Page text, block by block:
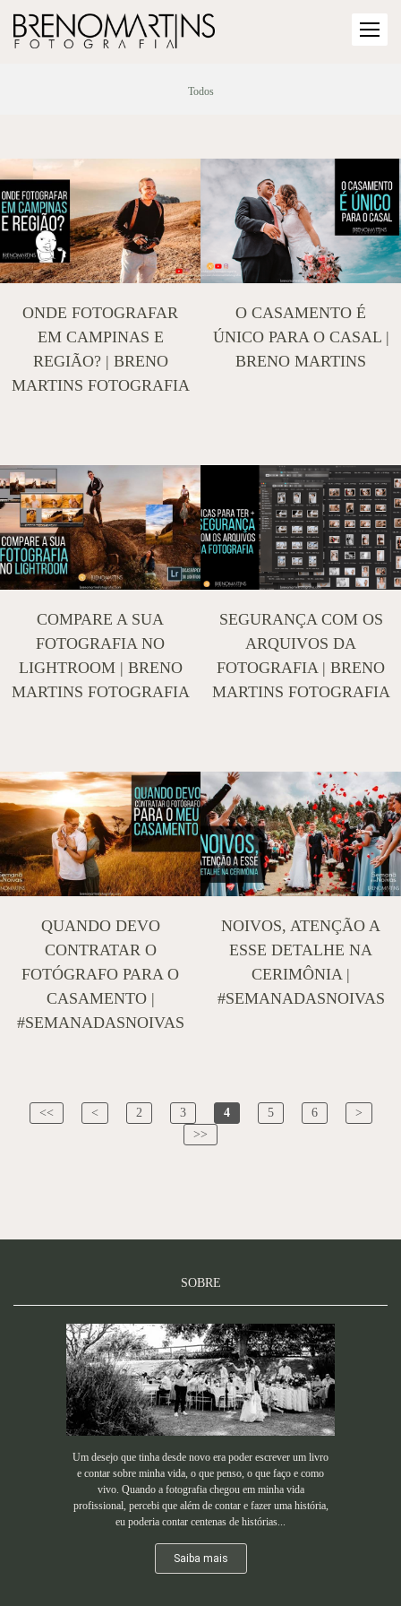
Todos
ONDE FOTOGRAFAR
EM CAMPINAS E
REGIÃO? | BRENO
MARTINS FOTOGRAFIA
O CASAMENTO É
ÚNICO PARA O CASAL |
BRENO MARTINS
COMPARE A SUA
FOTOGRAFIA NO
LIGHTROOM | BRENO
MARTINS FOTOGRAFIA
SEGURANÇA COM OS
ARQUIVOS DA
FOTOGRAFIA | BRENO
MARTINS FOTOGRAFIA
QUANDO DEVO
CONTRATAR O
FOTÓGRAFO PARA O
CASAMENTO |
#SEMANADASNOIVAS
NOIVOS, ATENÇÃO A
ESSE DETALHE NA
CERIMÔNIA |
#SEMANADASNOIVAS
<< < 2 3 4 5 6
>
>>
SOBRE
Um desejo que tinha desde novo era poder escrever um livro
e contar sobre minha vida, o que penso, o que faço e como
vivo. Quando a fotografia chegou em minha vida
profissional, percebi que além de contar e fazer uma história,
eu poderia contar centenas de histórias...
Saiba mais